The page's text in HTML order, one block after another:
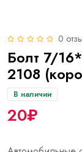
0
Болт 7/
2108
В наличии
20₽